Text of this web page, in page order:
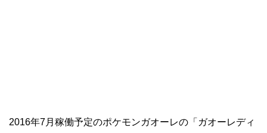
2016年7月稼働予定のポケモンガオーレの「ガオーレディ